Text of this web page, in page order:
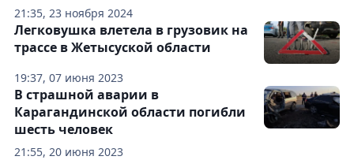
21:35, 23 ноября 2024
19:37, 07 июня 2023
Легковушка влетела в грузовик на
трассе в Жетысуской области
21:55, 20 июня 2023
В страшной аварии в
Карагандинской области погибли
шесть человек